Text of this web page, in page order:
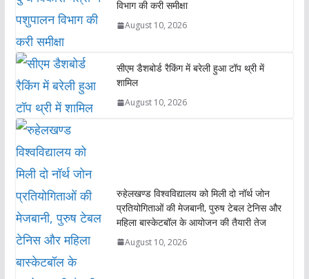
I
n
i
n
k
e
विभाग की करी समीक्षा
August 10, 2026
सीएम डैशबोर्ड रैकिंग में बरेली हुआ टॉप थ्री में
शामिल
August 10, 2026
रुहेलखण्ड विश्वविद्यालय को मिली दो नॉर्थ जोन
प्रतियोगिताओं की मेजबानी, पुरुष टेबल टेनिस और
महिला बास्केटबॉल के आयोजन की तैयारी तेज
August 10, 2026